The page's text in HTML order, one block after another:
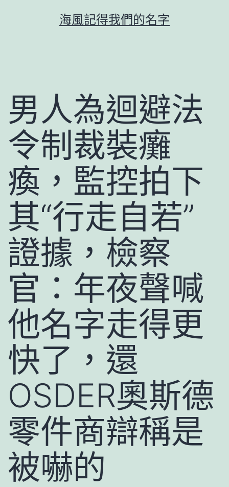
海風記得我們的名字
男人為迴避法
令制裁裝癱
瘓，監控拍下
其“行走自若”
證據，檢察
官：年夜聲喊
他名字走得更
快了，還
OSDER奧斯德
零件商辯稱是
被嚇的